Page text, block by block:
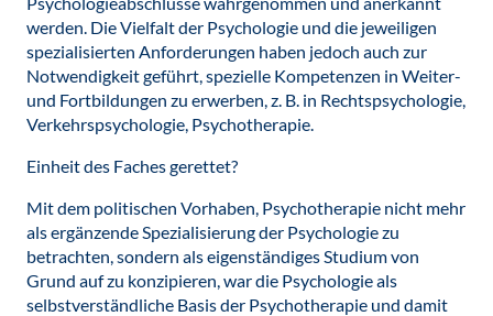
werden. Die Vielfalt der Psychologie und die jeweiligen
spezialisierten Anforderungen haben jedoch auch zur
Notwendigkeit geführt, spezielle Kompetenzen in Weiter-
und Fortbildungen zu erwerben, z. B. in Rechtspsychologie,
Verkehrspsychologie, Psychotherapie.
Einheit des Faches gerettet?
Mit dem politischen Vorhaben, Psychotherapie nicht mehr
als ergänzende Spezialisierung der Psychologie zu
betrachten, sondern als eigenständiges Studium von
Grund auf zu konzipieren, war die Psychologie als
selbstverständliche Basis der Psychotherapie und damit